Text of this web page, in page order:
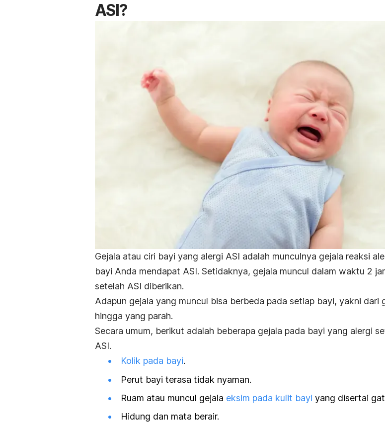
ASI?
Gejala atau ciri bayi yang alergi ASI adalah munculnya gejala reaksi
bayi Anda mendapat ASI. Setidaknya, gejala muncul dalam waktu 2
setelah ASI diberikan.
Adapun gejala yang muncul bisa berbeda pada setiap bayi, yakni dari
hingga yang parah.
Secara umum, berikut adalah beberapa gejala pada bayi yang alergi
ASI.
Kolik pada bayi.
Perut bayi terasa tidak nyaman.
Ruam atau muncul gejala eksim pada kulit bayi yang disertai
Hidung dan mata berair.